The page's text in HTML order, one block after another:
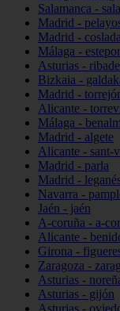
Salamanca -
Madrid -
Madrid - coslada
Málaga -
Asturias -
Bizkaia -
Madrid -
Alicante -
Málaga -
Madrid - algete
Alicante - sant-
Madrid - parla
Madrid -
Navarra -
Jaén - jaén
A-coruña - a-
Alicante -
Girona -
Zaragoza -
Asturias -
Asturias - gijón
Asturias -